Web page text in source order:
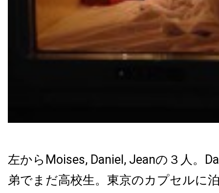
左からMoises, Daniel, Jeanの３人。
弟でまだ高校生。東京のカプセルに